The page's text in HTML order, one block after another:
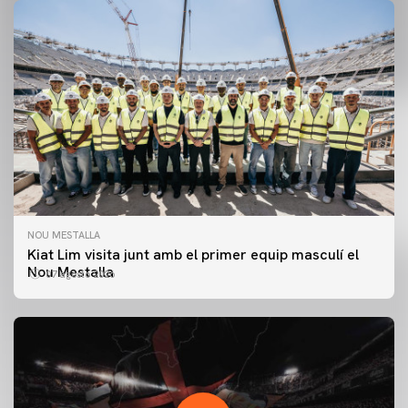
NOU MESTALLA
Kiat Lim visita junt amb el primer equip masculí el
Nou Mestalla
07 agosto 2026